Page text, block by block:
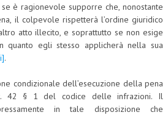
è ragionevole supporre che, nonostante
il colpevole rispetterà l’ordine giuridico
atto illecito, e soprattutto se non esige
quanto egli stesso applicherà nella sua
.
condizionale dell’esecuzione della pena
42 § 1 del codice delle infrazioni. Il
in tale disposizione che